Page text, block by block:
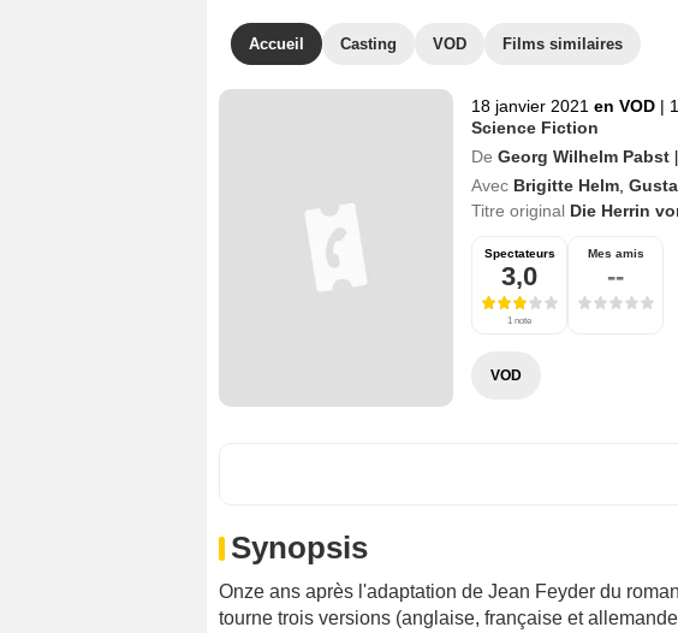
Accueil Casting VOD Films similaires
18 janvier 2021 en VOD |
Science Fiction
De Georg Wilhelm Pabst
Avec Brigitte Helm
Titre original Die Herrin
Spectateurs
3,0
1 note
Mes amis
--
VOD
Synopsis
Onze ans après l'adaptation de Jean Feyder du
tourne trois versions (anglaise, française et